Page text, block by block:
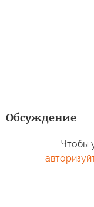
Обсуждение
Чтобы